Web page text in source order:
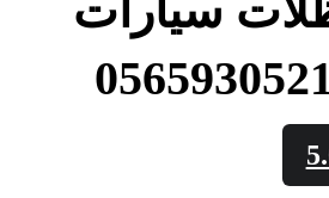
سيارات